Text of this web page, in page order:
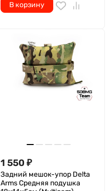
В корзину
1 550 ₽
Задний мешок-упор Delta
Arms Средняя подушка